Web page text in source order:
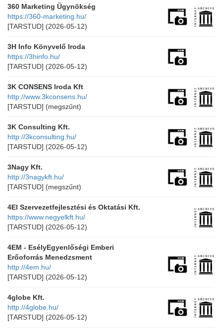
360 Marketing Ügynökség
https://360-marketing.hu/
[TARSTUD] (2026-05-12)
3H Info Könyvelő Iroda
https://3hinfo.hu/
[TARSTUD] (2026-05-12)
3K CONSENS Iroda Kft
http://www.3kconsens.hu/
[TARSTUD] (megszűnt)
3K Consulting Kft.
http://3kconsulting.hu/
[TARSTUD] (2026-05-12)
3Nagy Kft.
http://3nagykft.hu/
[TARSTUD] (megszűnt)
4El Szervezetfejlesztési és Oktatási Kft.
https://www.negyelkft.hu/
[TARSTUD] (2026-05-12)
4EM - EsélyEgyenlőségi Emberi
Erőoforrás Menedzsment
http://4em.hu/
[TARSTUD] (2026-05-12)
4globe Kft.
http://4globe.hu/
[TARSTUD] (2026-05-12)